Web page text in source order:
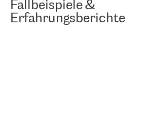
Fallbeispiele &
Erfahrungsberichte